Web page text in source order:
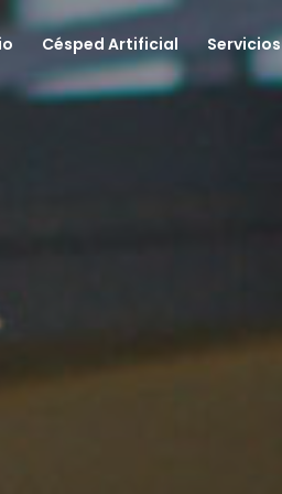
Césped Artificial Servicios